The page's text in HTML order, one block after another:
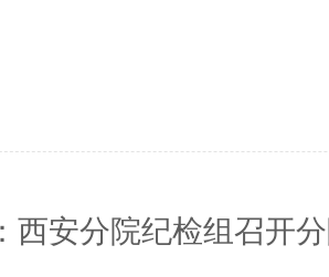
西安分院纪检组召开